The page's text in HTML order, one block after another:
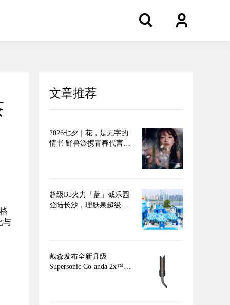
与
文章推荐
2026七夕｜花，是无字的
情书 野兽派携青春代言人
超级B5火力「蓝」截乐园
登陆长沙，理肤泉超级B5
戴森发布全新升级
Supersonic Co-anda 2x™造